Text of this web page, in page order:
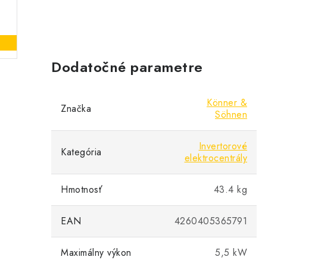
Dodatočné parametre
Značka
Könner &
Söhnen
Kategória
Invertorové
elektrocentrály
Hmotnosť 43.4 kg
EAN 4260405365791
Maximálny výkon 5,5 kW